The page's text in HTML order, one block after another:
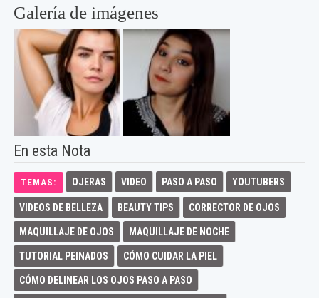
Galería de imágenes
En esta Nota
TEMAS: OJERAS VIDEO PASO A PASO YOUTUBERS
VIDEOS DE BELLEZA BEAUTY TIPS CORRECTOR DE OJOS
MAQUILLAJE DE OJOS MAQUILLAJE DE NOCHE
TUTORIAL PEINADOS CÓMO CUIDAR LA PIEL
CÓMO DELINEAR LOS OJOS PASO A PASO